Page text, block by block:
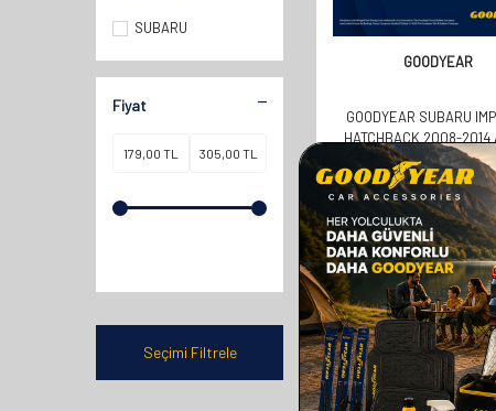
SUBARU
Fiyat
Seçimi Filtrele
GOODYEAR
GOODYEAR SUBARU
HATCHBACK 2008-2014
UYUMLU ARKA SILECEK
358,00TL
179,00TL